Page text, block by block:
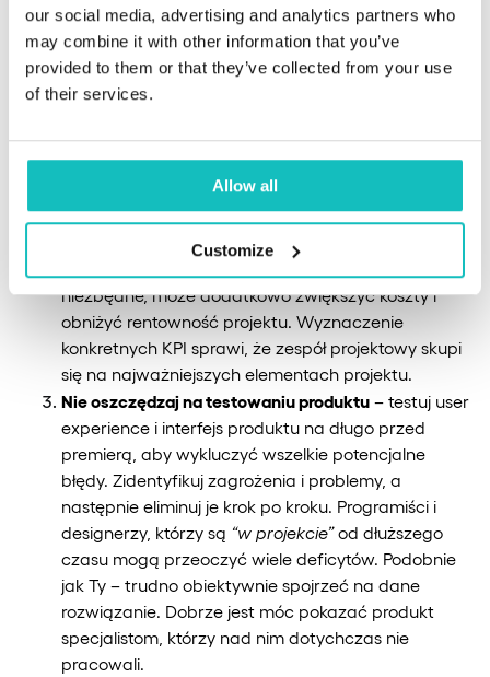
our social media, advertising and analytics partners who
may combine it with other information that you’ve
provided to them or that they’ve collected from your use
of their services.
Allow all
Customize
Stwórz jasną wizję i podkreślaj ją podczas kolejnych
etapów tworzenia produktu
– określ, co i dlaczego
problem rozwiąże ten produkt, co będzie jego
wyróżnikiem rynkowym na tle konkurencji i jakie
będą kryteria sukcesu aplikacji.
Nie zapominaj o celach biznesowych– budżet
produktu cyfrowego to często bardzo wysokie
niezbędne, może dodatkowo zwiększyć koszty i
obniżyć rentowność projektu. Wyznaczenie
konkretnych KPI sprawi, że zespół projektowy skupi
się na najważniejszych elementach projektu.
Nie oszczędzaj na testowaniu produktu – testuj user
experience i interfejs produktu na długo przed
premierą, aby wykluczyć wszelkie potencjalne
błędy. Zidentyfikuj zagrożenia i problemy, a
następnie eliminuj je krok po kroku. Programiści i
designerzy, którzy są “w projekcie”od dłuższego
czasu mogą przeoczyć wiele deficytów. Podobnie
jak Ty – trudno obiektywnie spojrzeć na dane
rozwiązanie. Dobrze jest móc pokazać produkt
specjalistom, którzy nad nim dotychczas nie
pracowali.